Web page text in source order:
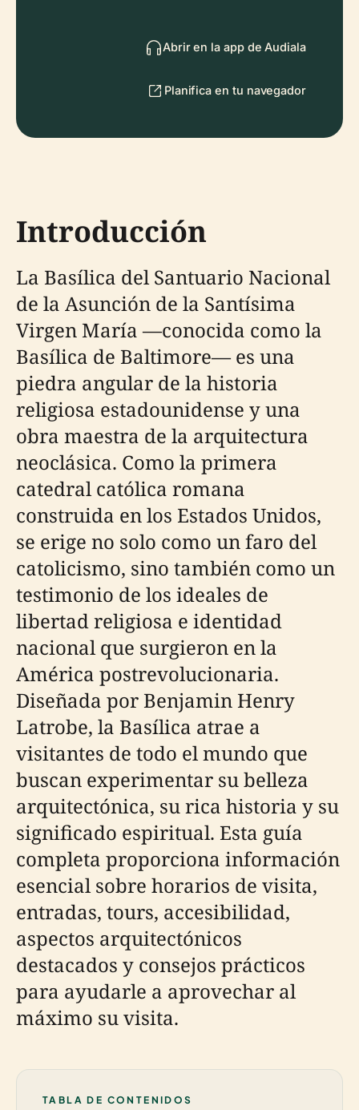
Abrir en la app de Audiala
Planifica en tu navegador
Introducción
La Basílica del Santuario Nacional
de la Asunción de la Santísima
Virgen María —conocida como la
Basílica de Baltimore— es una
piedra angular de la historia
religiosa estadounidense y una
obra maestra de la arquitectura
neoclásica. Como la primera
catedral católica romana
construida en los Estados Unidos,
se erige no solo como un faro del
catolicismo, sino también como un
testimonio de los ideales de
libertad religiosa e identidad
nacional que surgieron en la
América postrevolucionaria.
Diseñada por Benjamin Henry
Latrobe, la Basílica atrae a
visitantes de todo el mundo que
buscan experimentar su belleza
arquitectónica, su rica historia y su
significado espiritual. Esta guía
completa proporciona información
esencial sobre horarios de visita,
entradas, tours, accesibilidad,
aspectos arquitectónicos
destacados y consejos prácticos
para ayudarle a aprovechar al
máximo su visita.
TABLA DE CONTENIDOS